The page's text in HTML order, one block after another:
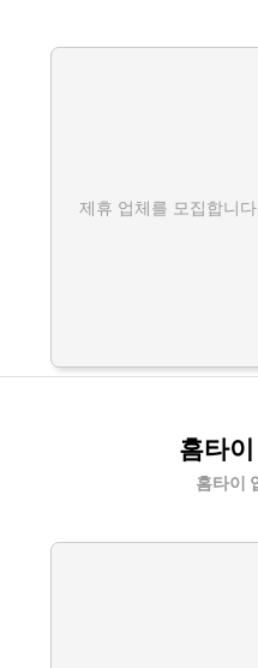
제휴 업체를 모집합니
홈타
홈타이